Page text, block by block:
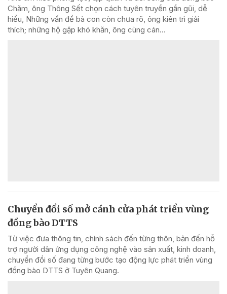
Chăm, ông Thông Sết chọn cách tuyên truyền gần gũi, dễ
hiểu, Những vấn đề bà con còn chưa rõ, ông kiên trì giải
thích; những hộ gặp khó khăn, ông cùng cán...
Chuyển đổi số mở cánh cửa phát triển vùng
đồng bào DTTS
Từ việc đưa thông tin, chính sách đến từng thôn, bản đến hỗ
trợ người dân ứng dụng công nghệ vào sản xuất, kinh doanh,
chuyển đổi số đang từng bước tạo động lực phát triển vùng
đồng bào DTTS ở Tuyên Quang.